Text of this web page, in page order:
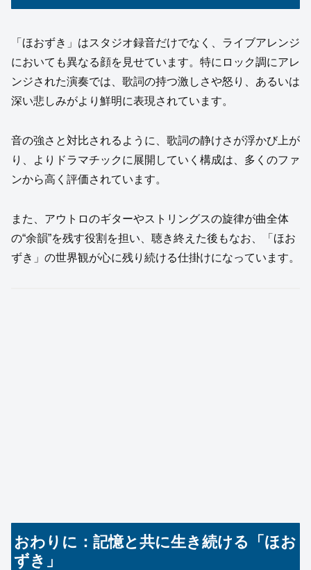
「ほおずき」はスタジオ録音だけでなく、ライブアレンジ
においても異なる顔を見せています。特にロック調にアレ
ンジされた演奏では、歌詞の持つ激しさや怒り、あるいは
深い悲しみがより鮮明に表現されています。
音の強さと対比されるように、歌詞の静けさが浮かび上が
り、よりドラマチックに展開していく構成は、多くのファ
ンから高く評価されています。
また、アウトロのギターやストリングスの旋律が曲全体
の“余韻”を残す役割を担い、聴き終えた後もなお、「ほお
ずき」の世界観が心に残り続ける仕掛けになっています。
おわりに：記憶と共に生き続ける「ほお
ずき」